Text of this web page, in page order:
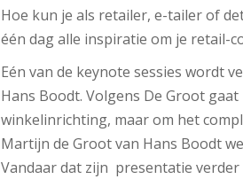
Hoe kun je als retailer, e-tailer of
één dag alle inspiratie om je retail-
Eén van de keynote sessies wordt
Hans Boodt. Volgens De Groot
winkelinrichting, maar om het
Martijn de Groot van Hans Boodt
Vandaar dat zijn presentatie